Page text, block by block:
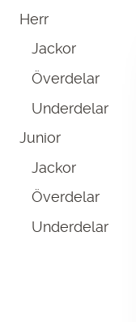
Herr
Jackor
Överdelar
Underdelar
Junior
Jackor
Överdelar
Underdelar